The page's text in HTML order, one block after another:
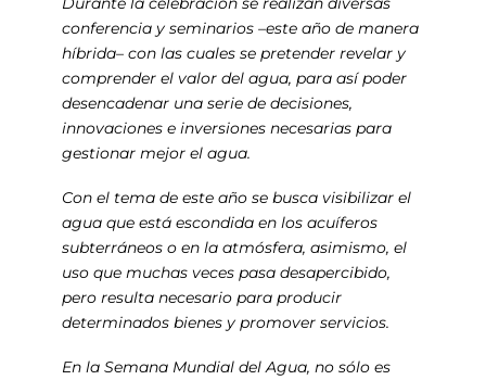
conferencia y seminarios –este año de manera
híbrida– con las cuales se pretender revelar y
comprender el valor del agua, para así poder
desencadenar una serie de decisiones,
innovaciones e inversiones necesarias para
gestionar mejor el agua.
Con el tema de este año se busca visibilizar el
agua que está escondida en los acuíferos
subterráneos o en la atmósfera, asimismo, el
uso que muchas veces pasa desapercibido,
pero resulta necesario para producir
determinados bienes y promover servicios.
En la Semana Mundial del Agua, no sólo es